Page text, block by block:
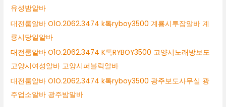
유성밤알바
대전룸알바 O1O.2062.3474 k톡ryboy3500 계룡시투잡알바 계
룡시당일알바
대전룸알바 O1O.2062.3474 K톡RYBOY3500 고양시노래방보도
고양시여성알바 고양시퍼블릭알바
대전룸알바 O1O.2062.3474 k톡ryboy3500 광주보도사무실 광
주업소알바 광주밤알바